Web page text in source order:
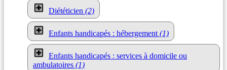
Diététicien (2)
Enfants handicapés : hébergement (1)
Enfants handicapés : services à domicile ou
ambulatoires (1)